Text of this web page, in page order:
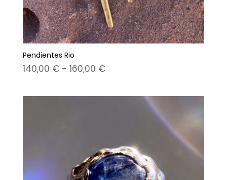
Pendientes Rio
140,00 € - 160,00 €Rango
precios:
160,00 €